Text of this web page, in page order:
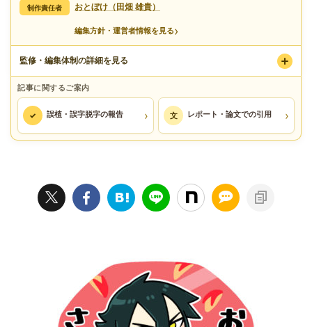
制作責任者 おとぼけ（田畑 雄貴）
編集方針・運営者情報を見る›
監修・編集体制の詳細を見る
記事に関するご案内
✓ 誤植・誤字脱字の報告 › 文 レポート・論文での引用 ›